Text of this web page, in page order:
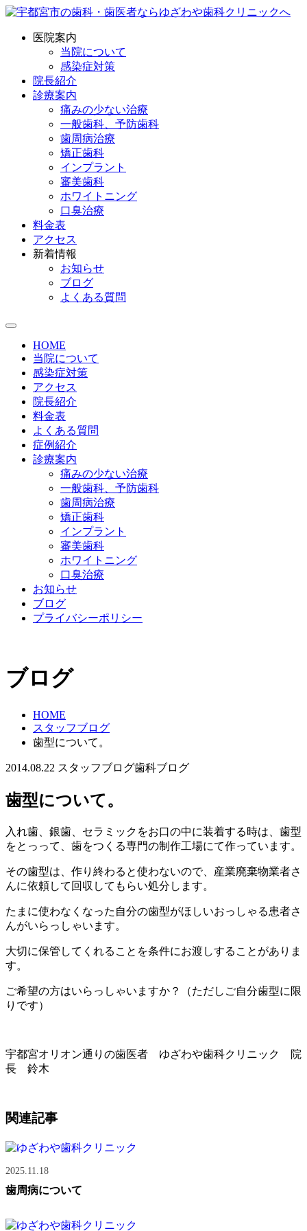
医院案内
当院について
感染症対策
院長紹介
診療案内
痛みの少ない治療
一般歯科、予防歯科
歯周病治療
矯正歯科
インプラント
審美歯科
ホワイトニング
口臭治療
料金表
アクセス
新着情報
お知らせ
ブログ
よくある質問
HOME
当院について
感染症対策
アクセス
院長紹介
料金表
よくある質問
症例紹介
診療案内
痛みの少ない治療
一般歯科、予防歯科
歯周病治療
矯正歯科
インプラント
審美歯科
ホワイトニング
口臭治療
お知らせ
ブログ
プライバシーポリシー
ブログ
HOME
スタッフブログ
歯型について。
2014.08.22 スタッフブログ歯科ブログ
歯型について。
入れ歯、銀歯、セラミックをお口の中に装着する時は、歯型
をとっって、歯をつくる専門の制作工場にて作っています。
その歯型は、作り終わると使わないので、産業廃棄物業者さ
んに依頼して回収してもらい処分します。
たまに使わなくなった自分の歯型がほしいおっしゃる患者さ
んがいらっしゃいます。
大切に保管してくれることを条件にお渡しすることがありま
す。
ご希望の方はいらっしゃいますか？（ただしご自分歯型に限
りです）
宇都宮オリオン通りの歯医者 ゆざわや歯科クリニック 院
長 鈴木
関連記事
2025.11.18
歯周病について